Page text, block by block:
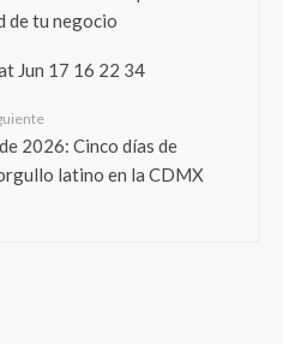
de tu negocio
2026: Cinco días de
latino en la CDMX